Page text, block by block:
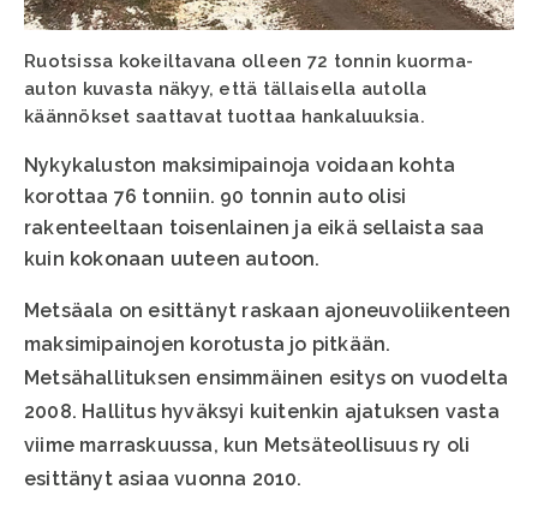
Ruotsissa kokeiltavana olleen 72 tonnin kuorma-
auton kuvasta näkyy, että tällaisella autolla
käännökset saattavat tuottaa hankaluuksia.
Nykykaluston maksimipainoja voidaan kohta
korottaa 76 tonniin. 90 tonnin auto olisi
rakenteeltaan toisenlainen ja eikä sellaista saa
kuin kokonaan uuteen autoon.
Metsäala on esittänyt raskaan ajoneuvoliikenteen
maksimipainojen korotusta jo pitkään.
Metsähallituksen ensimmäinen esitys on vuodelta
2008. Hallitus hyväksyi kuitenkin ajatuksen vasta
viime marraskuussa, kun Metsäteollisuus ry oli
esittänyt asiaa vuonna 2010.